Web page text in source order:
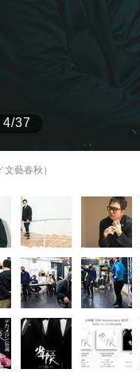
3月に死去し...
もっと見る
4/37
藝春秋）